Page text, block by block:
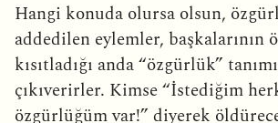
Hangi konuda olursa olsun,
addedilen eylemler,
kısıtladığı anda “özgürlük”
çıkıverirler. Kimse “İstediğim
özgürlüğüm var!” diyerek